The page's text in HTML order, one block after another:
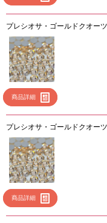
プレシオサ・ゴールドクオー
商品詳細
プレシオサ・ゴールドクオー
商品詳細